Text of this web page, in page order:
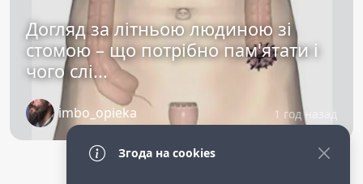
Догляд за літньою людиною зі
стомою – що потрібно пам'ятати і
чого слі...
imbo_opieka 1 год назад
Згода на cookies